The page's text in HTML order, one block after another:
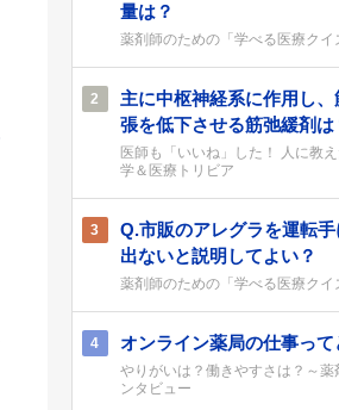
量は？
薬剤師のための「学べる医療クイ
2
主に中枢神経系に作用し、
張を低下させる筋弛緩剤は
医師も「いいね」した！ 人に教
学＆医療トリビア
3
Q.市販のアレグラを運転
出ないと説明してよい？
薬剤師のための「学べる医療クイ
4 オンライン薬局の仕事って
やりがいは？働きやすさは？～薬
ンタビュー